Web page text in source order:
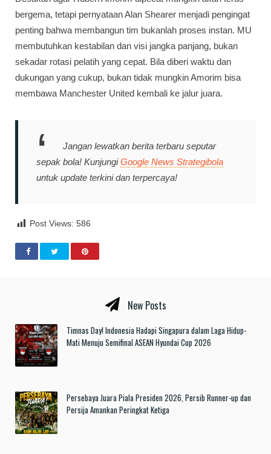
bergema, tetapi pernyataan Alan Shearer menjadi pengingat
penting bahwa membangun tim bukanlah proses instan. MU
membutuhkan kestabilan dan visi jangka panjang, bukan
sekadar rotasi pelatih yang cepat. Bila diberi waktu dan
dukungan yang cukup, bukan tidak mungkin Amorim bisa
membawa Manchester United kembali ke jalur juara.
Jangan lewatkan berita terbaru seputar
sepak bola! KunjungiGoogle News Strategibola
untuk update terkini dan terpercaya!
Post Views: 586
New Posts
Timnas Day! Indonesia Hadapi Singapura dalam Laga Hidup-
Mati Menuju Semifinal ASEAN Hyundai Cup 2026
Persebaya Juara Piala Presiden 2026, Persib Runner-up dan
Persija Amankan Peringkat Ketiga